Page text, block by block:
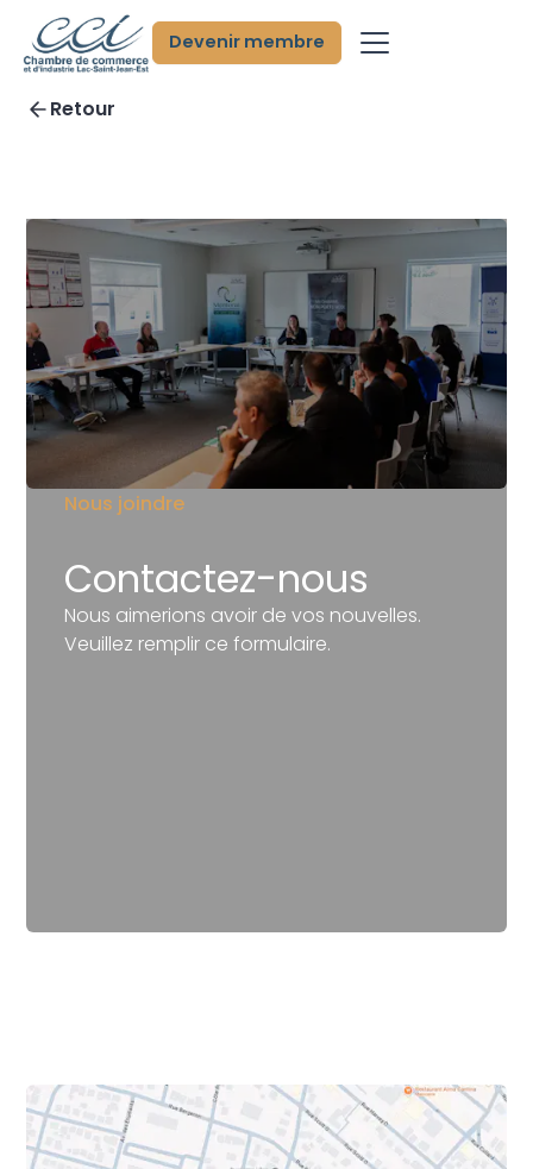
Devenir membre
Retour
Nous joindre
Contactez-nous
Nous aimerions avoir de vos nouvelles.
Veuillez remplir ce formulaire.